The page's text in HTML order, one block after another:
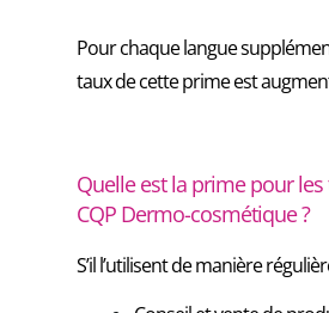
Pour chaque langue
taux de cette prime est
Quelle est la prime pour
CQP Dermo-cosmétique ?
S’il l’utilisent de manière